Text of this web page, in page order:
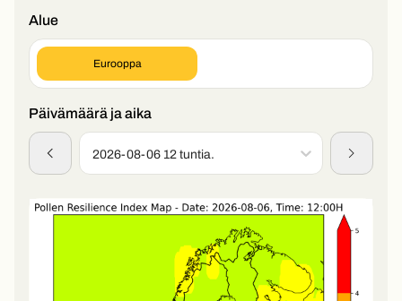
Alue
Eurooppa
Päivämäärä ja aika
2026-08-06 12 tuntia.